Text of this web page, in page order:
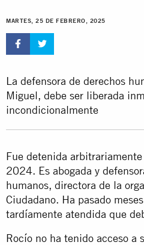
MARTES, 25 DE FEBRERO, 2025
La defensora de derechos
Miguel, debe ser liberada
incondicionalmente
Fue detenida
2024. Es abogada y
humanos, directora de la
Ciudadano. Ha pasado
tardíamente atendida que
Rocío no ha tenido acceso a